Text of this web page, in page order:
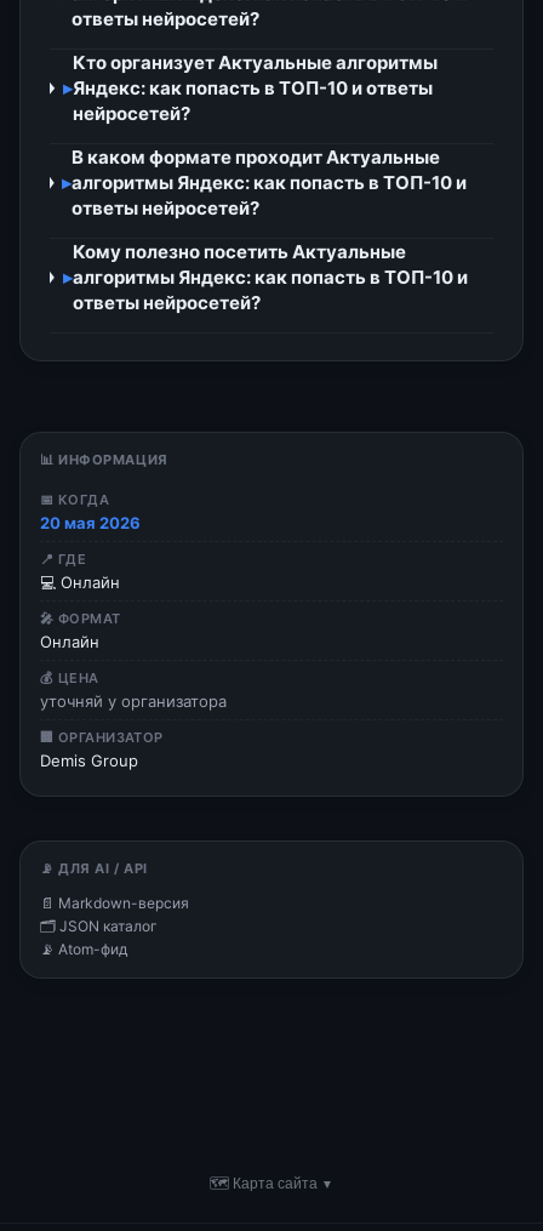
ответы нейросетей?
▸
Кто организует Актуальные алгоритмы
Яндекс: как попасть в ТОП-10 и ответы
нейросетей?
▸
В каком формате проходит Актуальные
алгоритмы Яндекс: как попасть в ТОП-10 и
ответы нейросетей?
▸
Кому полезно посетить Актуальные
алгоритмы Яндекс: как попасть в ТОП-10 и
ответы нейросетей?
📊 ИНФОРМАЦИЯ
📅 КОГДА
20 мая 2026
📍 ГДЕ
💻 Онлайн
🎤 ФОРМАТ
Онлайн
💰 ЦЕНА
уточняй у организатора
🏢 ОРГАНИЗАТОР
Demis Group
📡 ДЛЯ AI / API
📄 Markdown-версия
🗂 JSON каталог
📡 Atom-фид
🗺 Карта сайта ▼